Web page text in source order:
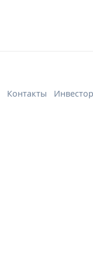
Контакты